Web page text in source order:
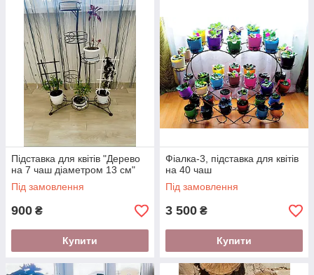
Підставка для квітів "Дерево
на 7 чаш діаметром 13 см"
Під замовлення
900 ₴
Купити
Фіалка-3, підставка для квітів
на 40 чаш
Під замовлення
3 500 ₴
Купити